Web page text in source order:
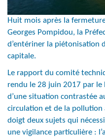
Huit mois après la
Georges Pompidou, la
d’entériner la piétonisation
capitale.
Le rapport du comité
rendu le 28 juin 2017 par
d’une situation contrastée
circulation et de la
doigt deux sujets qui
une vigilance particulière :